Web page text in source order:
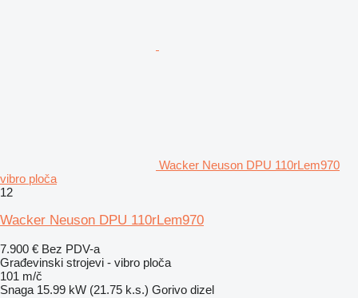
Wacker Neuson DPU 110rLem970
vibro ploča
12
Wacker Neuson DPU 110rLem970
7.900 € Bez PDV-a
Građevinski strojevi - vibro ploča
101 m/č
Snaga 15.99 kW (21.75 k.s.) Gorivo dizel